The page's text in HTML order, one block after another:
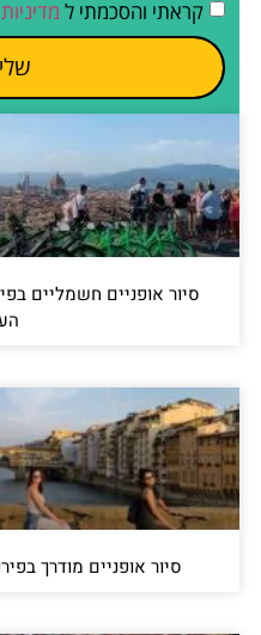
קראתי והסכמתי ל
סיור אופניים חשמליים
סיור אופניים מודרך